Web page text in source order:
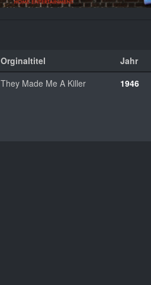
Orginaltitel Jahr
They Made Me A Killer 1946